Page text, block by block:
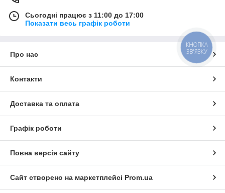
Сьогодні працює з 11:00 до 17:00
Показати весь графік роботи
Про нас
Контакти
Доставка та оплата
Графік роботи
Повна версія сайту
Сайт створено на маркетплейсі Prom.ua
КНОПКА
ЗВ'ЯЗКУ